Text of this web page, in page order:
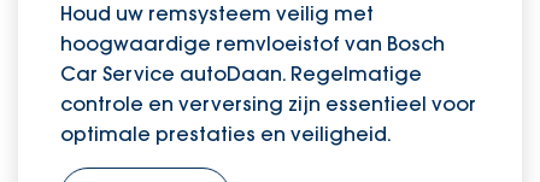
Houd uw remsysteem veilig met
hoogwaardige remvloeistof van Bosch
Car Service autoDaan. Regelmatige
controle en verversing zijn essentieel voor
optimale prestaties en veiligheid.